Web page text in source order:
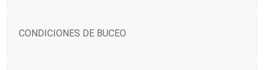
CONDICIONES DE BUCEO